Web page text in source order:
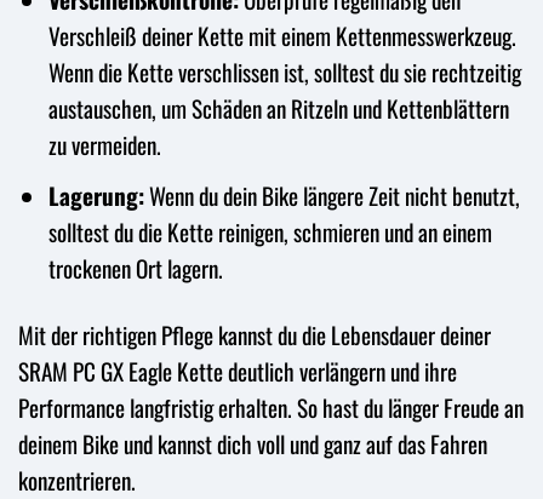
Verschleiß deiner Kette mit einem Kettenmesswerkzeug.
Wenn die Kette verschlissen ist, solltest du sie rechtzeitig
austauschen, um Schäden an Ritzeln und Kettenblättern
zu vermeiden.
Lagerung:Wenn du dein Bike längere Zeit nicht benutzt,
solltest du die Kette reinigen, schmieren und an einem
trockenen Ort lagern.
Mit der richtigen Pflege kannst du die Lebensdauer deiner
SRAM PC GX Eagle Kette deutlich verlängern und ihre
Performance langfristig erhalten. So hast du länger Freude an
deinem Bike und kannst dich voll und ganz auf das Fahren
konzentrieren.